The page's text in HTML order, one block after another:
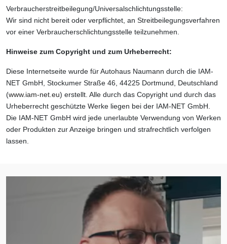
Verbraucher­streit­beilegung/Universal­schlichtungs­stelle:
Wir sind nicht bereit oder verpflichtet, an Streitbeilegungsverfahren
vor einer Verbraucherschlichtungsstelle teilzunehmen.
Hinweise zum Copyright und zum Urheberrecht:
Diese Internetseite wurde für Autohaus Naumann durch die IAM-
NET GmbH, Stockumer Straße 46, 44225 Dortmund, Deutschland
(www.iam-net.eu) erstellt. Alle durch das Copyright und durch das
Urheberrecht geschützte Werke liegen bei der IAM-NET GmbH.
Die IAM-NET GmbH wird jede unerlaubte Verwendung von Werken
oder Produkten zur Anzeige bringen und strafrechtlich verfolgen
lassen.